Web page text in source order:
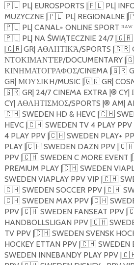
🇵🇱PL| EUROSPORTS |🇵🇱PL|
MUZYCZNE |🇵🇱PL| REGIONALNE |
🇵🇱PL| CANAL+ ONLINE SPORT ᴿᴬᵂ
🇵🇱PL| NA ŚWIĄTECZNIE 24/7 |🇬🇷
|🇬🇷GR| ΑΘΛΗΤΙΚΆ/SPORTS |🇬🇷
ΝΤΟΚΙΜΑΝΤΈΡ/DOCUMENTARY |
ΚΙΝΗΜΑΤΟΓΡΑΦΟΣ/CINEMA |🇬🇷
GR| ΜΟΥΣΙΚΗ/MUSIC |🇬🇷GR|
🇬🇷GR| 24/7 CINEMA EXTRA |®️
CY| ΑΘΛΗΤΙΣΜΟΣ/SPORTS |®️ AM|
🇨🇭SWEDEN HD & HEVC |🇨🇭
HEVC |🇨🇭SWEDEN TV 4 PLAY PPV
4 PLAY PPV |🇨🇭SWEDEN PLAY+
PLAY |🇨🇭SWEDEN DAZN PPV |🇨🇭
PPV |🇨🇭SWEDEN C MORE EVENT |
PREMIUM PLAY |🇨🇭SWEDEN
SWEDEN VIAPLAY PPV VIP |🇨🇭
🇨🇭SWEDEN SOCCER PPV |🇨🇭
🇨🇭SWEDEN MAX PPV |🇨🇭
PPV |🇨🇭SWEDEN FANSEAT PPV |
HANDBOLLSLIGAN PPV |🇨🇭
TV PPV |🇨🇭SWEDEN SVENSK
HOCKEY ETTAN PPV |🇨🇭SWEDEN
SWEDEN INNEBANDY PLAY PPV |